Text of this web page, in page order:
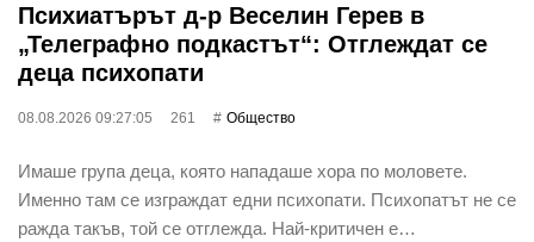
Психиатърът д-р Веселин Герев в
„Телеграфно подкастът“: Отглеждат се
деца психопати
08.08.2026 09:27:05 261 Общество
Имаше група деца, която нападаше хора по моловете.
Именно там се изграждат едни психопати. Психопатът не се
ражда такъв, той се отглежда. Най-критичен е…